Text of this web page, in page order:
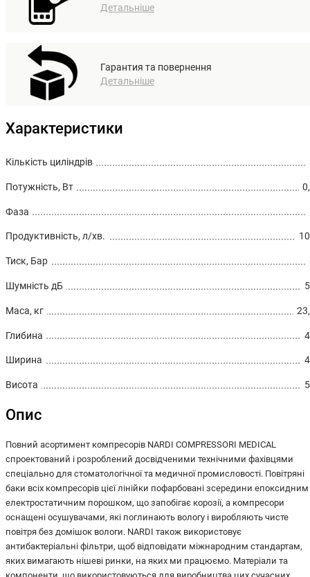
Детальніше
Гарантия та повернення
Детальніше
Характеристики
Кількість циліндрів
Потужність, Вт
Фаза
Продуктивність, л/хв.
Тиск, Бар
Шумність дБ
Маса, кг
Глибина
Ширина
Висота
Опис
Повний асортимент компресорів NARDI COMPRESSORI MEDICAL
спроектований і розроблений досвідченими технічними фахівцями
спеціально для стоматологічної та медичної промисловості. Повітряні
баки всіх компресорів цієї лінійки пофарбовані зсередини епоксидним
електростатичним порошком, що запобігає корозії, а компресори
оснащені осушувачами, які поглинають вологу і виробляють чисте
повітря без домішок вологи. NARDI також використовує
антибактеріальні фільтри, щоб відповідати міжнародним стандартам,
яких вимагають нішеві ринки, на яких ми працюємо. Матеріали та